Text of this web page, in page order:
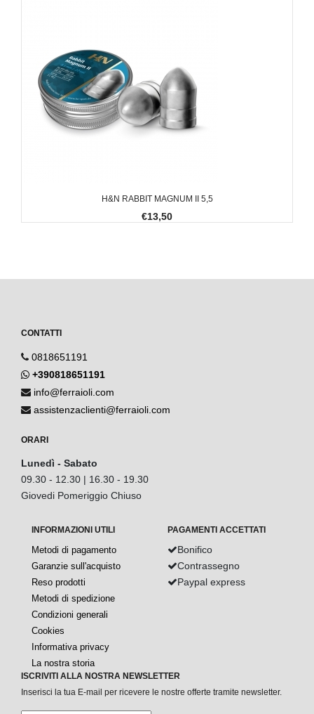
H&N RABBIT MAGNUM II 5,5
€13,50
CONTATTI
0818651191
+390818651191
info@ferraioli.com
assistenzaclienti@ferraioli.com
ORARI
Lunedì - Sabato
09.30 - 12.30 | 16.30 - 19.30
Giovedi Pomeriggio Chiuso
INFORMAZIONI UTILI
Metodi di pagamento
Garanzie sull'acquisto
Reso prodotti
Metodi di spedizione
Condizioni generali
Cookies
Informativa privacy
La nostra storia
PAGAMENTI ACCETTATI
Bonifico
Contrassegno
Paypal express
ISCRIVITI ALLA NOSTRA NEWSLETTER
Inserisci la tua E-mail per ricevere le nostre offerte tramite newsletter.